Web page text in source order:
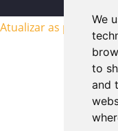
We
to
and
Atualizar as